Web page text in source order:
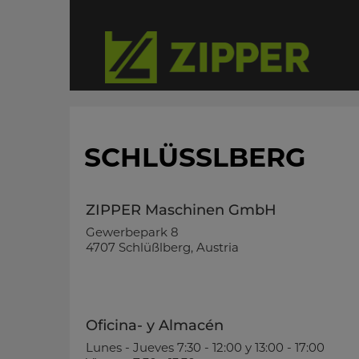
SCHLÜSSLBERG
ZIPPER Maschinen GmbH
Gewerbepark 8
4707 Schlüßlberg, Austria
Oficina- y Almacén
Lunes - Jueves 7:30 - 12:00 y 13:00 - 17:00